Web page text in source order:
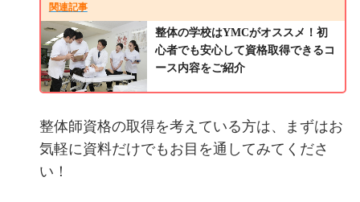
関連記事
整体の学校はYMCがオススメ！初
心者でも安心して資格取得できるコ
ース内容をご紹介
整体師資格の取得を考えている方は、まずはお
気軽に資料だけでもお目を通してみてくださ
い！